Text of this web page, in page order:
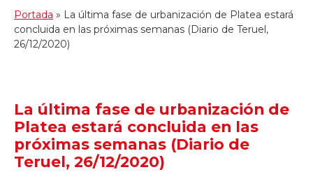
Portada » La última fase de urbanización de Platea estará
concluida en las próximas semanas (Diario de Teruel,
26/12/2020)
La última fase de urbanización de
Platea estará concluida en las
próximas semanas (Diario de
Teruel, 26/12/2020)